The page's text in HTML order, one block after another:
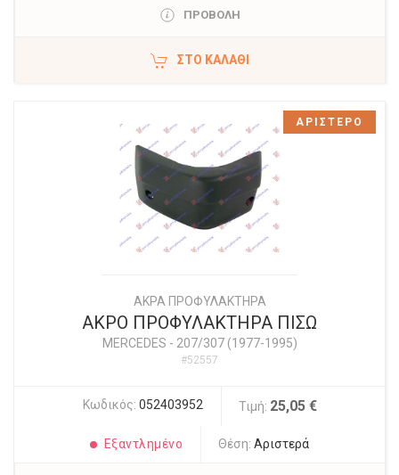
ΠΡΟΒΟΛΗ
ΣΤΟ ΚΑΛΆΘΙ
ΑΚΡΑ ΠΡΟΦΥΛΑΚΤΗΡΑ
ΑΚΡΟ ΠΡΟΦΥΛΑΚΤΗΡΑ ΠΙΣΩ
MERCEDES - 207/307 (1977-1995)
#52557
Κωδικός: 052403952 Τιμή: 25,05 €
Εξαντλημένο Θέση:Αριστερά
ΑΡΙΣΤΕΡΟ